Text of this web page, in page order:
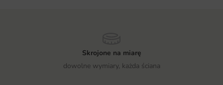
Skrojone na miarę
dowolne wymiary, każda ściana